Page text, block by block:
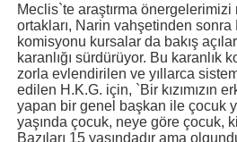
Meclis`te araştırma
ortakları, Narin vahşetinden sonra
komisyonu kursalar da bakış
karanlığı sürdürüyor. Bu karanlık
zorla evlendirilen ve yıllarca
edilen H.K.G. için, `Bir kızımızın
yapan bir genel başkan ile çocuk
yaşında çocuk, neye göre çocuk,
Bazıları 15 yaşındadır ama